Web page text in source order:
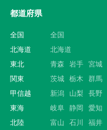
都道府県
全国
全国
北海道
北海道
東北
青森 岩手 宮城
関東
茨城 栃木 群馬
甲信越
新潟 山梨
長野
東海
岐阜 静岡 愛知
北陸
富山 石川 福井